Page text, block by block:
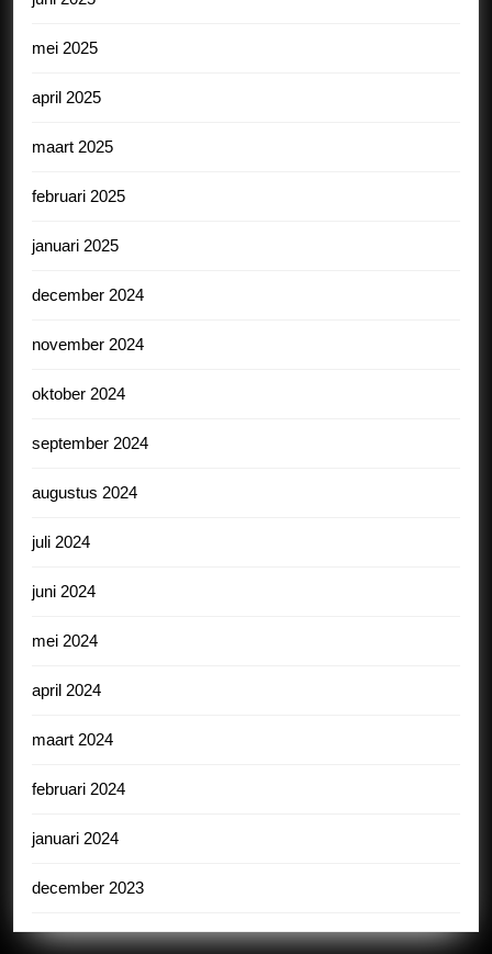
mei 2025
april 2025
maart 2025
februari 2025
januari 2025
december 2024
november 2024
oktober 2024
september 2024
augustus 2024
juli 2024
juni 2024
mei 2024
april 2024
maart 2024
februari 2024
januari 2024
december 2023